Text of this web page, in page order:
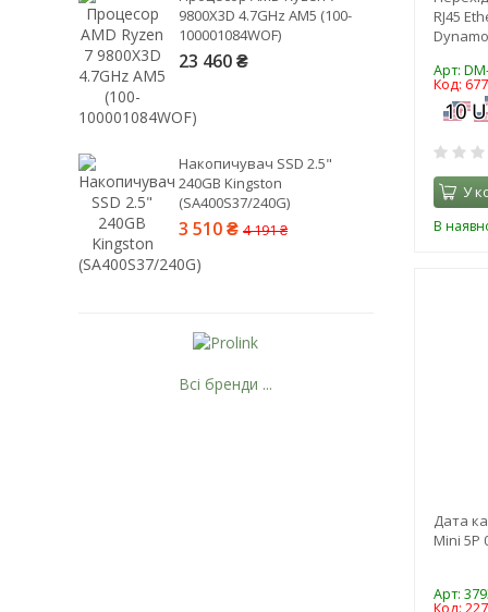
RJ45
Арт:
Код:
У
В
Дата
Mini 5P
Арт:
SkyDolphin
Toocki
ToolkitRC
Tripp Lite
UGREEN
ULTRA
Usams
V-Link
Veggieg
9800X3D 4.7GHz AM5 (100-
100001084WOF)
23 460 ₴
Накопичувач SSD 2.5"
240GB Kingston
(SA400S37/240G)
3 510 ₴ 4 191 ₴
Всі бренди ...